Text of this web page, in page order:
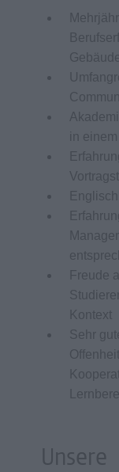
in
Freude
Kontext
Sehr
Unsere